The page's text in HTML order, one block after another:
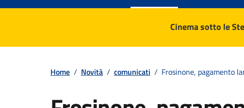
Contenuti in evidenzaCinema sotto le
Home / Novità / comunicati / Frosinone, pagamento